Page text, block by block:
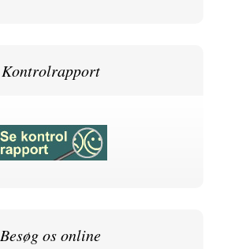
Kontrolrapport
Besøg os online